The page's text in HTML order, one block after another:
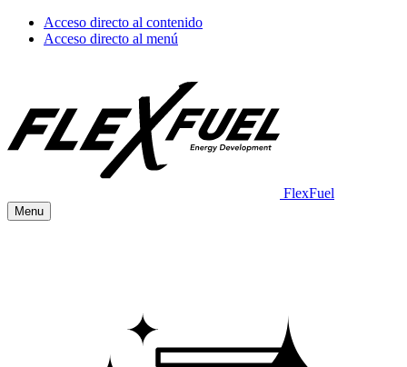
Acceso directo al contenido
Acceso directo al menú
FlexFuel
Menu